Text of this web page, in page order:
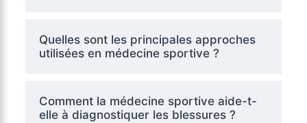
Quelles sont les principales approches
utilisées en médecine sportive ?
Comment la médecine sportive aide-t-
elle à diagnostiquer les blessures ?